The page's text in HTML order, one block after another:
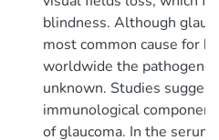
blindness. Although
most common cause for
worldwide the
unknown. Studies
immunological
of glaucoma. In the serum